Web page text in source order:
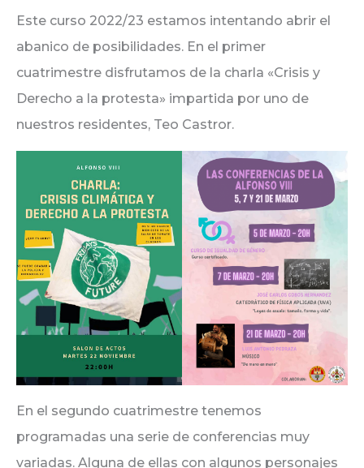
Este curso 2022/23 estamos intentando abrir el
abanico de posibilidades. En el primer
cuatrimestre disfrutamos de la charla «Crisis y
Derecho a la protesta» impartida por uno de
nuestros residentes, Teo Castror.
En el segundo cuatrimestre tenemos
programadas una serie de conferencias muy
variadas. Alguna de ellas con algunos personajes